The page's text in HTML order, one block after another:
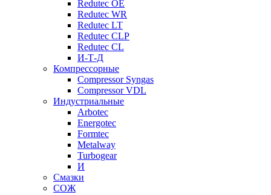
Redutec OE
Redutec WR
Redutec LT
Redutec CLP
Redutec CL
И-Т-Д
Компрессорные
Compressor Syngas
Compressor VDL
Индустриальные
Arbotec
Energotec
Formtec
Metalway
Turbogear
И
Смазки
СОЖ